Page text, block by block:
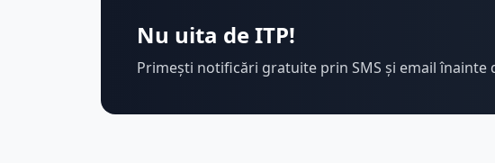
Nu uita de ITP!
Primești notificări gratuite prin SMS și email înainte